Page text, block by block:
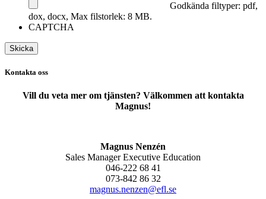
Godkända filtyper: pdf,
dox, docx, Max filstorlek: 8 MB.
CAPTCHA
Kontakta oss
Vill du veta mer om tjänsten? Välkommen att kontakta
Magnus!
Magnus Nenzén
Sales Manager Executive Education
046-222 68 41
073-842 86 32
magnus.nenzen@efl.se